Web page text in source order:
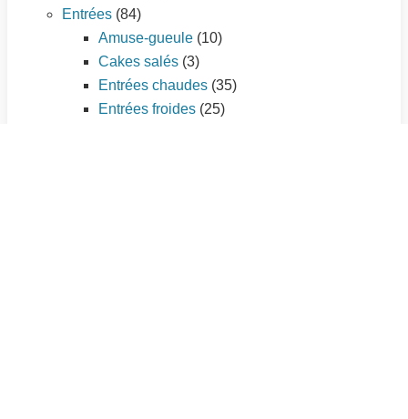
Entrées (84)
Amuse-gueule (10)
Cakes salés (3)
Entrées chaudes (35)
Entrées froides (25)